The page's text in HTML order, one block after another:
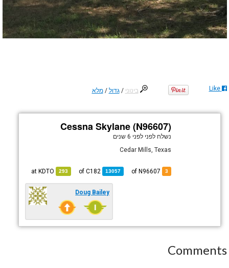
בינוני /גדול /מלא Like
Cessna Skylane (N96607)
נשלח לפני לפני 6 שנים
Cedar Mills, Texas
3
13057
C182
293
KDTO
Doug Bailey
Comments